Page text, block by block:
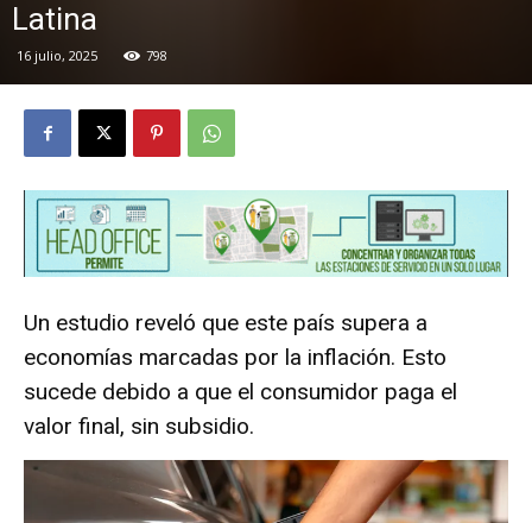
Latina
16 julio, 2025 798
Un estudio reveló que este país supera a
economías marcadas por la inflación. Esto
sucede debido a que el consumidor paga el
valor final, sin subsidio.